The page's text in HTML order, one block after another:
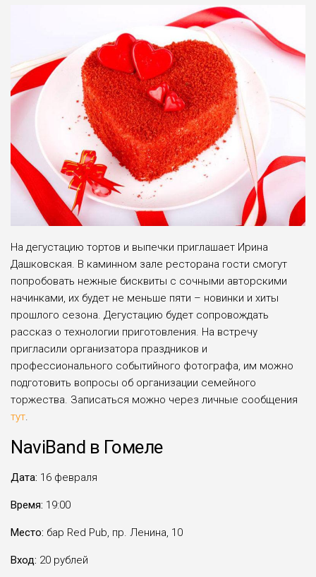
На дегустацию тортов и выпечки приглашает Ирина
Дашковская. В каминном зале ресторана гости смогут
попробовать нежные бисквиты с сочными авторскими
начинками, их будет не меньше пяти – новинки и хиты
прошлого сезона. Дегустацию будет сопровождать
рассказ о технологии приготовления. На встречу
пригласили организатора праздников и
профессионального событийного фотографа, им можно
подготовить вопросы об организации семейного
торжества. Записаться можно через личные сообщения
тут.
NaviBand в Гомеле
Дата: 16 февраля
Время: 19:00
Место: бар Red Pub, пр. Ленина, 10
Вход: 20 рублей